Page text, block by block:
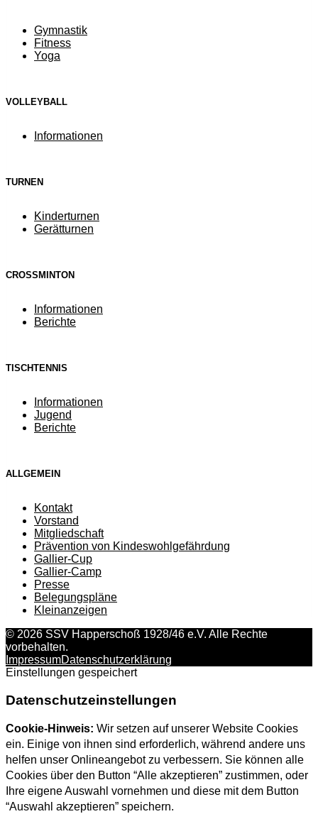
Gymnastik
Fitness
Yoga
VOLLEYBALL
Informationen
TURNEN
Kinderturnen
Gerätturnen
CROSSMINTON
Informationen
Berichte
TISCHTENNIS
Informationen
Jugend
Berichte
ALLGEMEIN
Kontakt
Vorstand
Mitgliedschaft
Prävention von Kindeswohlgefährdung
Gallier-Cup
Gallier-Camp
Presse
Belegungspläne
Kleinanzeigen
© 2026 SSV Happerschoß 1928/46 e.V. Alle Rechte
vorbehalten.
ImpressumDatenschutzerklärung
Einstellungen gespeichert
Datenschutzeinstellungen
Cookie-Hinweis: Wir setzen auf unserer Website Cookies
ein. Einige von ihnen sind erforderlich, während andere uns
helfen unser Onlineangebot zu verbessern. Sie können alle
Cookies über den Button “Alle akzeptieren” zustimmen, oder
Ihre eigene Auswahl vornehmen und diese mit dem Button
“Auswahl akzeptieren” speichern.